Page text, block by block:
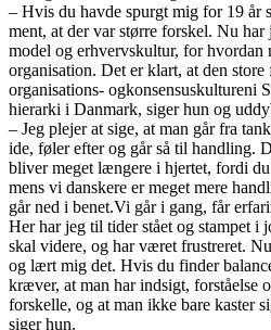
– Hvis du havde spurgt mig for 19 år
ment, at der var større forskel. Nu har
model og erhvervskultur, for hvordan
organisation. Det er klart, at den
organisations- ogkonsensuskultureni
hierarki i Danmark, siger hun og
– Jeg plejer at sige, at man går fra
ide, føler efter og går så til handling.
bliver meget længere i hjertet, fordi
mens vi danskere er meget mere
går ned i benet.Vi går i gang, får
Her har jeg til tider stået og stampet i
skal videre, og har været frustreret.
og lært mig det. Hvis du finder
kræver, at man har indsigt, forståelse
forskelle, og at man ikke bare kaster
siger hun.